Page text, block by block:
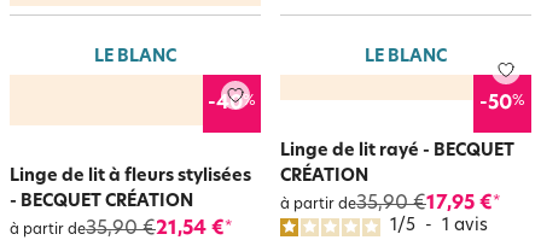
LE BLANC
-40%
Linge de lit à fleurs stylisées
- BECQUET CRÉATION
à partir de35,90 €21,54 €*
LE BLANC
-50%
Linge de lit rayé - BECQUET
CRÉATION
à partir de35,90 €17,95 €*
1/5 - 1 avis